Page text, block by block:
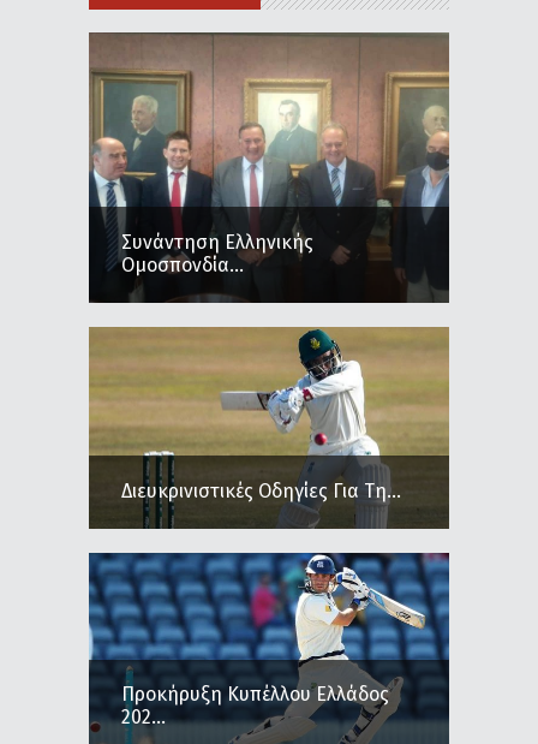
Συνάντηση Ελληνικής
Ομοσπονδία...
Διευκρινιστικές Οδηγίες Για Τη...
Προκήρυξη Κυπέλλου Ελλάδος
202...